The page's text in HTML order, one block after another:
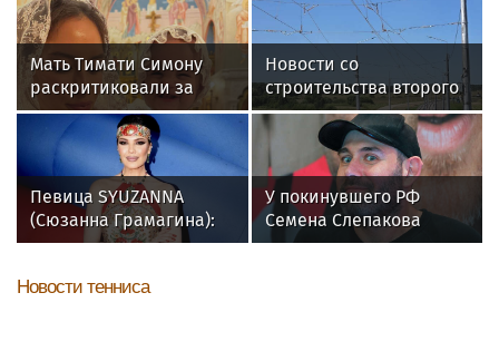
Мать Тимати Симону
раскритиковали за
неудачные фото
возлюбленной сына
Валентины
Новости со
строительства второго
этапа линии
«Славянка»
Певица SYUZANNA
(Сюзанна Грамагина):
как перестать
говорить спокойно
У покинувшего РФ
Семена Слепакова
нашли еще две
Новости тенниса